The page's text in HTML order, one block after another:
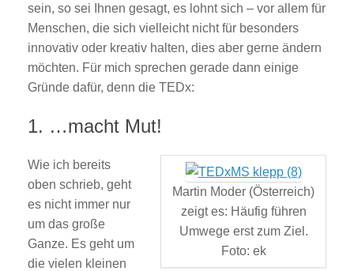
sein, so sei Ihnen gesagt, es lohnt sich – vor allem für
Menschen, die sich vielleicht nicht für besonders
innovativ oder kreativ halten, dies aber gerne ändern
möchten. Für mich sprechen gerade dann einige
Gründe dafür, denn die TEDx:
1. …macht Mut!
Martin Moder (Österreich)
zeigt es: Häufig führen
Umwege erst zum Ziel.
Foto: ek
Wie ich bereits
oben schrieb, geht
es nicht immer nur
um das große
Ganze. Es geht um
die vielen kleinen